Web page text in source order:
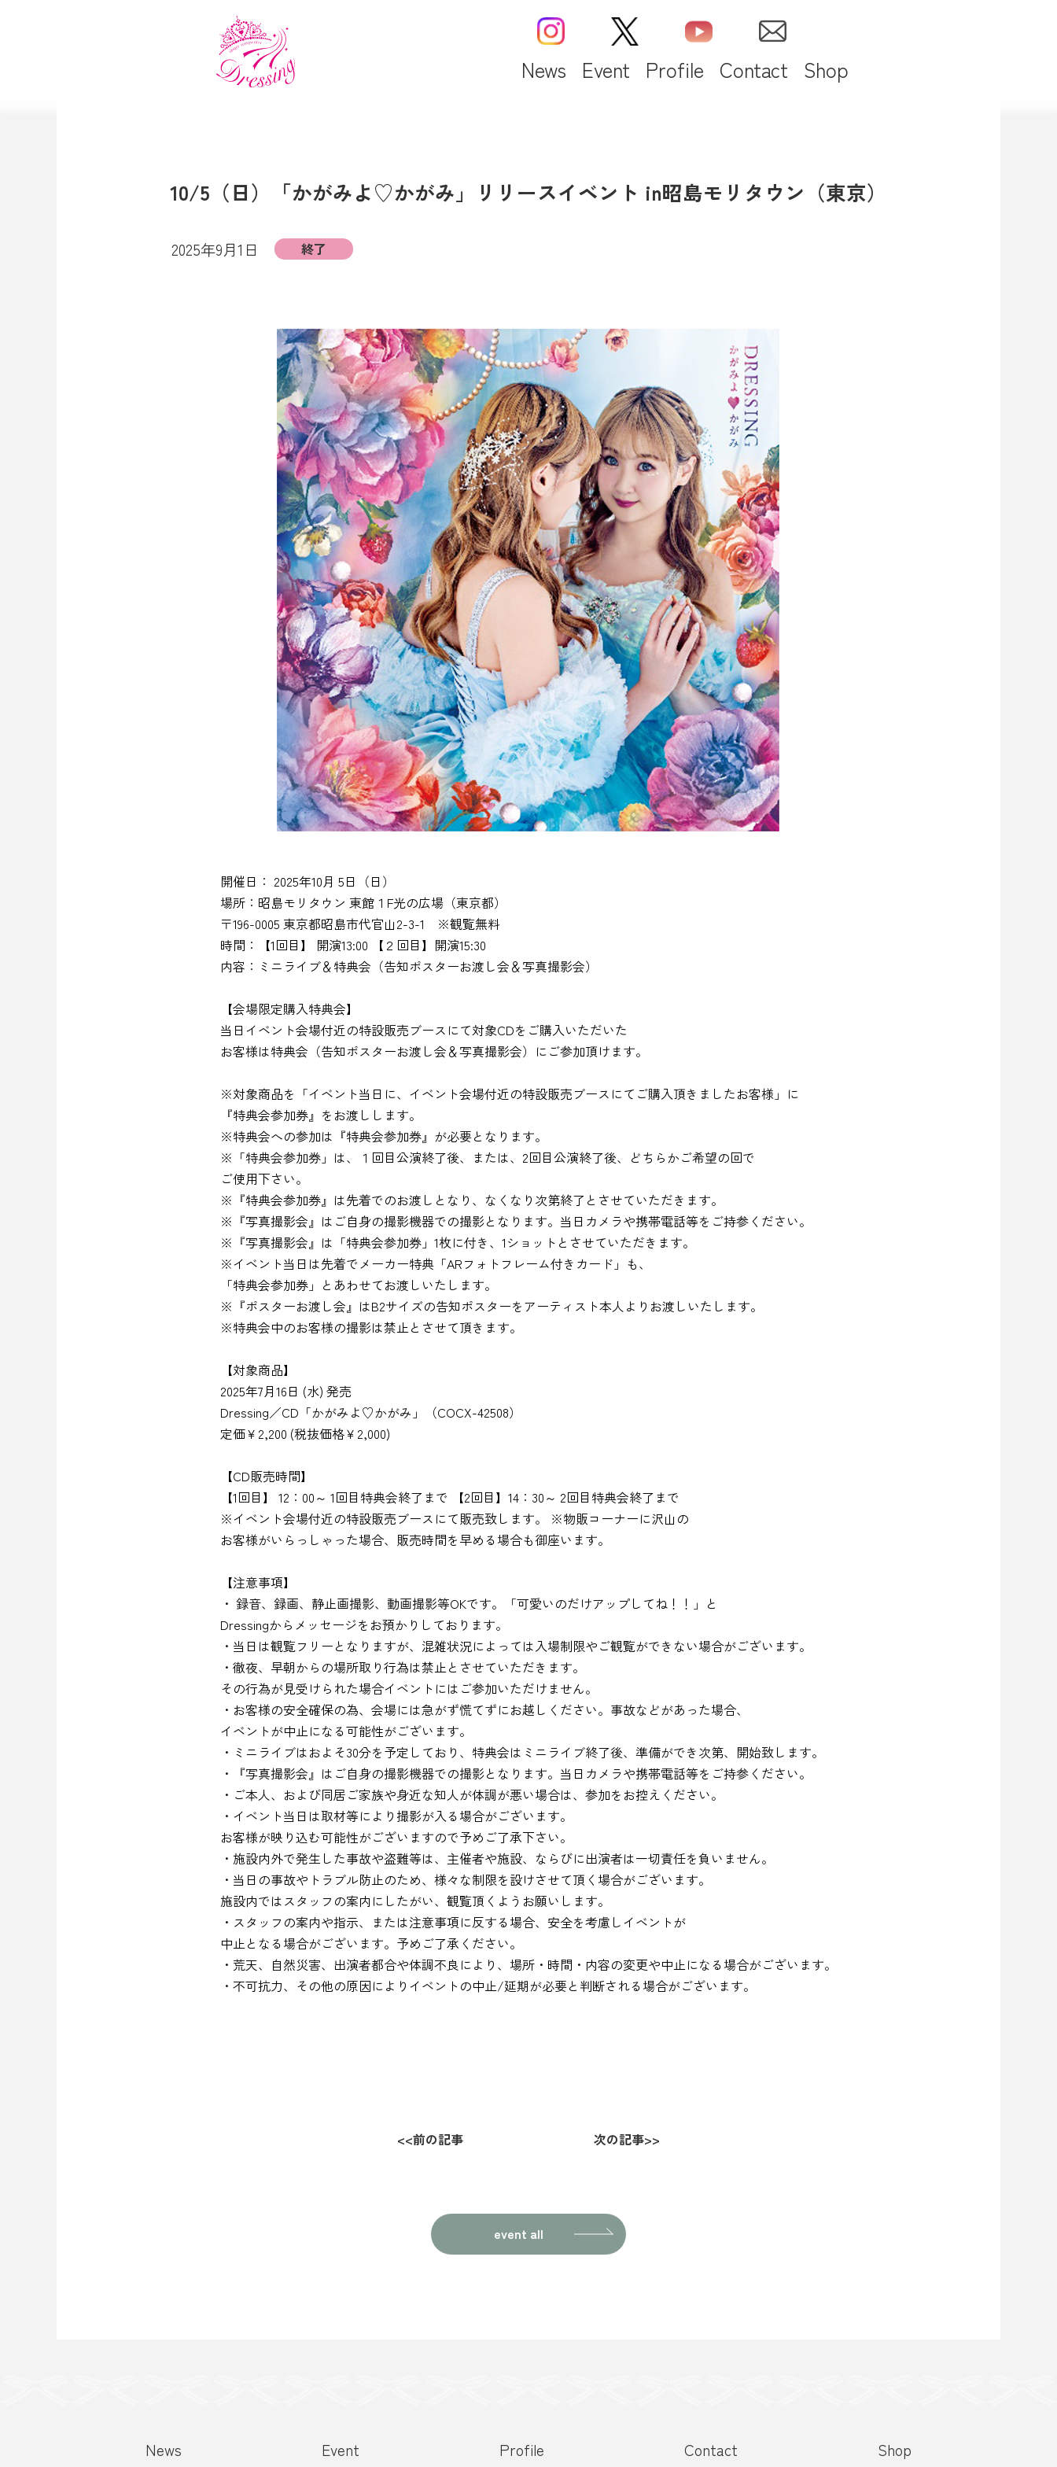
News Event Profile Contact Shop
10/5（日）「かがみよ♡かがみ」リリースイベント in昭島モリタウン（東京）
2025年9月1日 終了
開催日： 2025年10月 5日（日）
場所：昭島モリタウン 東館１F光の広場（東京都）
〒196-0005 東京都昭島市代官山2-3-1 ※観覧無料
時間：【1回目】 開演13:00 【２回目】開演15:30
内容：ミニライブ＆特典会（告知ポスターお渡し会＆写真撮影会）
【会場限定購入特典会】
当日イベント会場付近の特設販売ブースにて対象CDをご購入いただいた
お客様は特典会（告知ポスターお渡し会＆写真撮影会）にご参加頂けます。
※対象商品を「イベント当日に、イベント会場付近の特設販売ブースにてご購入頂きましたお客様」に
『特典会参加券』をお渡しします。
※特典会への参加は『特典会参加券』が必要となります。
※「特典会参加券」は、１回目公演終了後、または、2回目公演終了後、どちらかご希望の回で
ご使用下さい。
※『特典会参加券』は先着でのお渡しとなり、なくなり次第終了とさせていただきます。
※『写真撮影会』はご自身の撮影機器での撮影となります。当日カメラや携帯電話等をご持参ください。
※『写真撮影会』は「特典会参加券」1枚に付き、1ショットとさせていただきます。
※イベント当日は先着でメーカー特典「ARフォトフレーム付きカード」も、
「特典会参加券」とあわせてお渡しいたします。
※『ポスターお渡し会』はB2サイズの告知ポスターをアーティスト本人よりお渡しいたします。
※特典会中のお客様の撮影は禁止とさせて頂きます。
【対象商品】
2025年7月16日 (水) 発売
Dressing／CD「かがみよ♡かがみ」（COCX-42508）
定価￥2,200 (税抜価格￥2,000)
【CD販売時間】
【1回目】 12：00～ 1回目特典会終了まで 【2回目】14：30～ 2回目特典会終了まで
※イベント会場付近の特設販売ブースにて販売致します。 ※物販コーナーに沢山の
お客様がいらっしゃった場合、販売時間を早める場合も御座います。
【注意事項】
・ 録音、録画、静止画撮影、動画撮影等OKです。「可愛いのだけアップしてね！！」と
Dressingからメッセージをお預かりしております。
・当日は観覧フリーとなりますが、混雑状況によっては入場制限やご観覧ができない場合がございます。
・徹夜、早朝からの場所取り行為は禁止とさせていただきます。
その行為が見受けられた場合イベントにはご参加いただけません。
・お客様の安全確保の為、会場には急がず慌てずにお越しください。事故などがあった場合、
イベントが中止になる可能性がございます。
・ミニライブはおよそ30分を予定しており、特典会はミニライブ終了後、準備ができ次第、開始致します。
・『写真撮影会』はご自身の撮影機器での撮影となります。当日カメラや携帯電話等をご持参ください。
・ご本人、および同居ご家族や身近な知人が体調が悪い場合は、参加をお控えください。
・イベント当日は取材等により撮影が入る場合がございます。
お客様が映り込む可能性がございますので予めご了承下さい。
・施設内外で発生した事故や盗難等は、主催者や施設、ならびに出演者は一切責任を負いません。
・当日の事故やトラブル防止のため、様々な制限を設けさせて頂く場合がございます。
施設内ではスタッフの案内にしたがい、観覧頂くようお願いします。
・スタッフの案内や指示、または注意事項に反する場合、安全を考慮しイベントが
中止となる場合がございます。予めご了承ください。
・荒天、自然災害、出演者都合や体調不良により、場所・時間・内容の変更や中止になる場合がございます。
・不可抗力、その他の原因によりイベントの中止/延期が必要と判断される場合がございます。
<<前の記事 次の記事>>
event all
News Event Profile Contact Shop